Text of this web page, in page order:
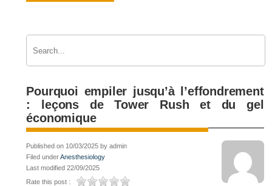
Pourquoi empiler jusqu’à l’effondrement
: leçons de Tower Rush et du gel
économique
Published on 10/03/2025 by admin
Filed underAnesthesiology
Last modified 22/09/2025
Rate this post :